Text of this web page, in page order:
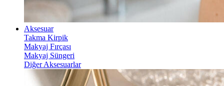
Aksesuar
Takma Kirpik
Makyaj Fırçası
Makyaj Süngeri
Diğer Aksesuarlar